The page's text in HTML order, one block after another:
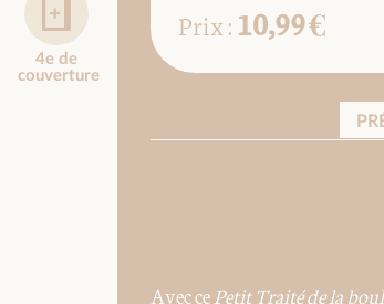
4e de
couverture
Prix : 10,99 €
Avec cePetit Traité de la